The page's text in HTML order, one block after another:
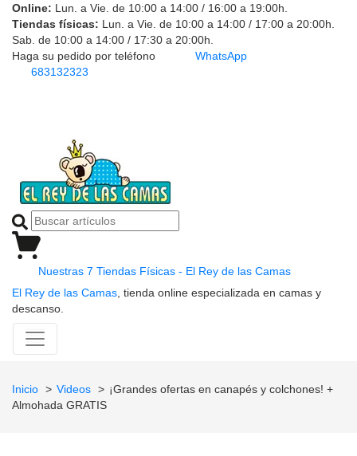
Online: Lun. a Vie. de 10:00 a 14:00 / 16:00 a 19:00h.
Tiendas físicas: Lun. a Vie. de 10:00 a 14:00 / 17:00 a 20:00h.
Sab. de 10:00 a 14:00 / 17:30 a 20:00h.
Haga su pedido por teléfono
683132323
WhatsApp
Nuestras 7 Tiendas Físicas - El Rey de las Camas
El Rey de las Camas , tienda online especializada en camas y
descanso.
Inicio Videos
¡Grandes ofertas en canapés y colchones! +
Almohada GRATIS